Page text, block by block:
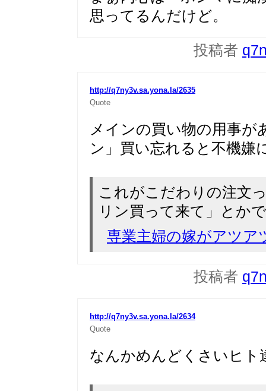
思ってるんだけど。
投稿者
http://q7ny3v.sa.yona.la/2635
Quote
メインの買い物の用事
ン」買い忘れると不機嫌
これがこだわりの注文
リン買って来て」とか
専業主婦の嫁がアツア
投稿者
http://q7ny3v.sa.yona.la/2634
Quote
なんかめんどくさいヒト